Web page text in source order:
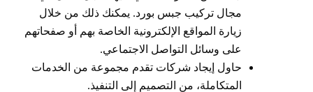
مجال تركيب جبس بورد. يمكنك ذلك من خلال
زيارة المواقع الإلكترونية الخاصة بهم أو صفحاتهم
على وسائل التواصل الاجتماعي.
حاول إيجاد شركات تقدم مجموعة من الخدمات
المتكاملة، من التصميم إلى التنفيذ.